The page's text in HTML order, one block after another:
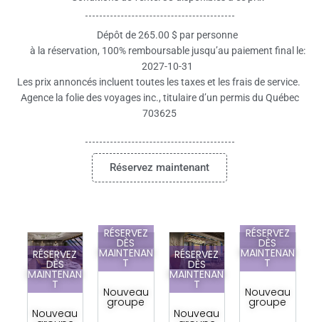
Dépôt de 265.00 $ par personne
à la réservation, 100% remboursable jusqu’au paiement final le:
2027-10-31
Les prix annoncés incluent toutes les taxes et les frais de service.
Agence la folie des voyages inc., titulaire d’un permis du Québec
703625
Réservez maintenant
RÉSERVEZ
DÈS
MAINTENAN
T
Nouveau
RÉSERVEZ
DÈS
MAINTENAN
T
Nouveau
groupe
RÉSERVEZ
DÈS
MAINTENAN
T
Nouveau
RÉSERVEZ
DÈS
MAINTENAN
T
Nouveau
groupe